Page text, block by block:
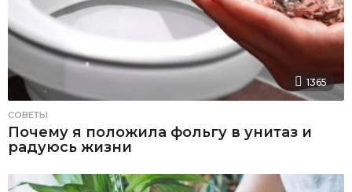
1365
СОВЕТЫ
Почему я положила фольгу в унитаз и
радуюсь жизни